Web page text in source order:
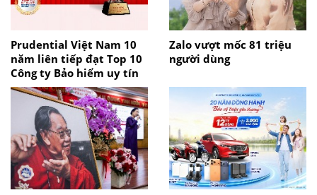
Prudential Việt Nam 10
năm liên tiếp đạt Top 10
Công ty Bảo hiểm uy tín
Zalo vượt mốc 81 triệu
người dùng